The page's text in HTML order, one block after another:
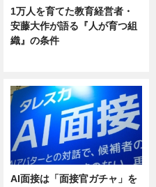
1万人を育てた教育経営者・
安藤大作が語る『人が育つ組
織』の条件
AI面接は「面接官ガチャ」を